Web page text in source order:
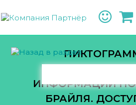
ИНФОРМАЦИИ ПО
БРАЙЛЯ.